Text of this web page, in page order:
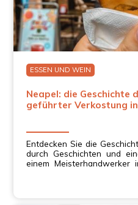
ESSEN UND WEIN
Neapel: die Geschichte
geführter Verkostung
Entdecken Sie die
durch Geschichten und
einem Meisterhandwerker